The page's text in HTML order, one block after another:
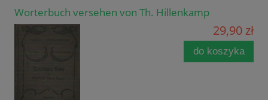
Worterbuch versehen von Th. Hillenkamp
29,90 zł
do koszyka